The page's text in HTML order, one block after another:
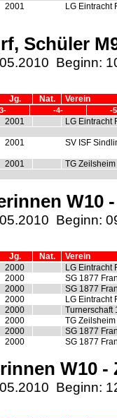
2001 LG Eintracht
Schüler
Beginn:
Jg. Nat. Verein
-4- -
2001 LG Eintracht
2001 SV ISF
2001 TG Zeilsheim
W10
Beginn:
Jg. Nat.
Verein
2000
LG Eintracht
2000
SG 1877
2000
SG 1877
2000
LG Eintracht
2000
Turnerschaft
2000
TG Zeilsheim
2000
SG 1877
2000 SG 1877
W10 -
Beginn: